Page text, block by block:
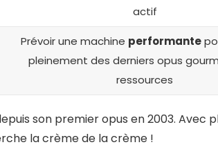
actif
Prévoir une machine performante
pleinement des derniers opus
ressources
son premier opus en 2003. Avec
la crème de la crème !